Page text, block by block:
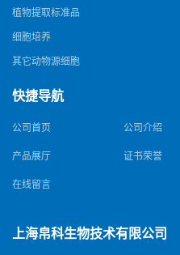
植物提取标准品
细胞培养
其它动物源细胞
快捷导航
公司首页 公司介绍
产品展厅 证书荣誉
在线留言
上海帛科生物技术有限公司